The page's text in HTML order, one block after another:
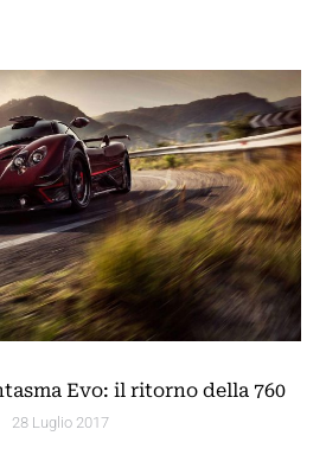
Evo: il ritorno della 760
28 Luglio 2017